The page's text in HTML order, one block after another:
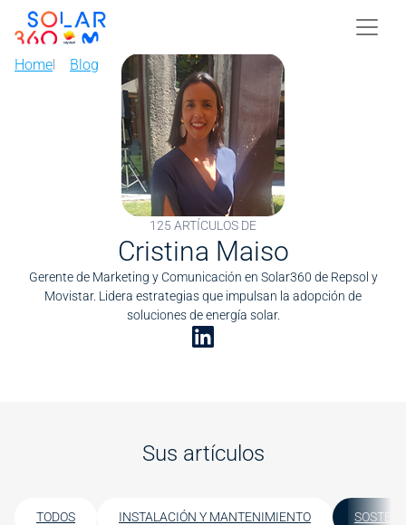
Skip to main content
Image
Home Blog
125 ARTÍCULOS DE
Cristina Maiso
Gerente de Marketing y Comunicación en Solar360 de Repsol y
Movistar. Lidera estrategias que impulsan la adopción de
soluciones de energía solar.
Sus artículos
TODOS INSTALACIÓN Y MANTENIMIENTO